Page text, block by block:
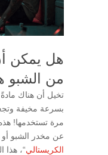
هل يمكن
من الشبو
تخيل أن هناك
بسرعة مخيفة
مرة تستخدمها!
عن مخدر الشبو أو
الكريستالي“، هذا